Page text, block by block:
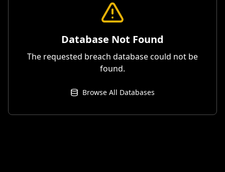
Database Not Found
The requested breach database could not be
found.
Browse All Databases